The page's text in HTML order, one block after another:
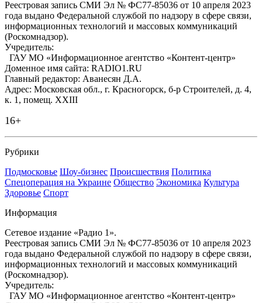
Реестровая запись СМИ Эл № ФС77-85036 от 10 апреля 2023
года выдано Федеральной службой по надзору в сфере связи,
информационных технологий и массовых коммуникаций
(Роскомнадзор).
Учредитель:
ГАУ МО «Информационное агентство «Контент-центр»
Доменное имя сайта: RADIO1.RU
Главный редактор: Аванесян Д.А.
Адрес: Московская обл., г. Красногорск, б-р Строителей, д. 4,
к. 1, помещ. XXIII
16+
Рубрики
Подмосковье Шоу-бизнес Происшествия Политика
Спецоперация на Украине Общество Экономика Культура
Здоровье Спорт
Информация
Сетевое издание «Радио 1».
Реестровая запись СМИ Эл № ФС77-85036 от 10 апреля 2023
года выдано Федеральной службой по надзору в сфере связи,
информационных технологий и массовых коммуникаций
(Роскомнадзор).
Учредитель:
ГАУ МО «Информационное агентство «Контент-центр»